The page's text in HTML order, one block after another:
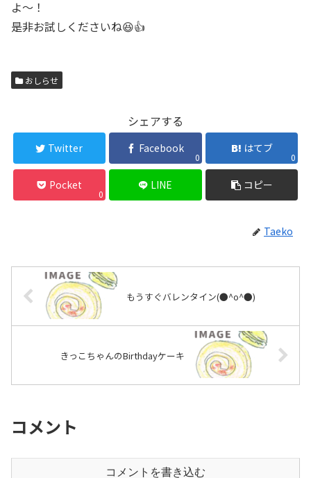
よ～！
是非お試しくださいね😆👍
おしらせ
シェアする
Twitter Facebook
0
はてブ
0
Pocket
0
LINE コピー
Taeko
もうすぐバレンタイン(●^o^●)
きっこちゃんのBirthdayケーキ
コメント
コメントを書き込む